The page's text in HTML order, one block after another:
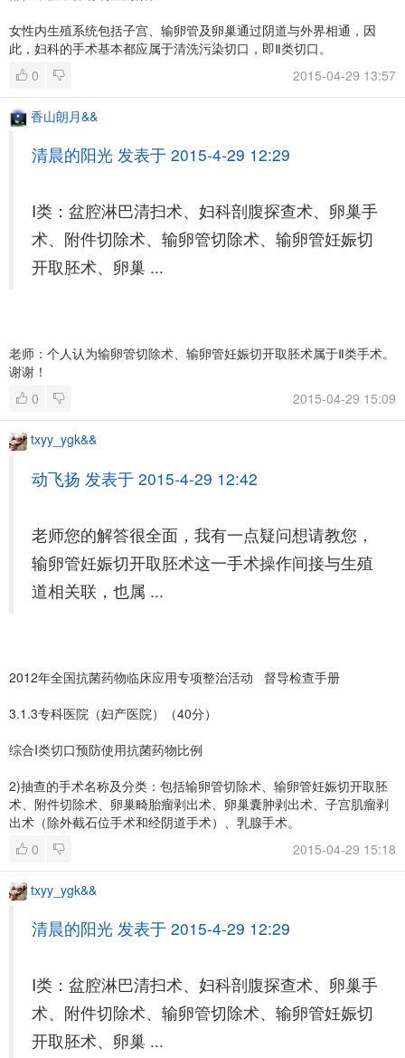
女性内生殖系统包括子宫、输卵管及卵巢通过阴道与外界相通，因
此，妇科的手术基本都应属于清洗污染切口，即Ⅱ类切口。
0
2015-04-29 13:57
香山朗月&&
清晨的阳光 发表于 2015-4-29 12:29
Ⅰ类：盆腔淋巴清扫术、妇科剖腹探查术、卵巢手
术、附件切除术、输卵管切除术、输卵管妊娠切
开取胚术、卵巢 ...
老师：个人认为输卵管切除术、输卵管妊娠切开取胚术属于Ⅱ类手术。
谢谢！
0
2015-04-29 15:09
txyy_ygk&&
动飞扬 发表于 2015-4-29 12:42
老师您的解答很全面，我有一点疑问想请教您，
输卵管妊娠切开取胚术这一手术操作间接与生殖
道相关联，也属 ...
2012年全国抗菌药物临床应用专项整治活动 督导检查手册
3.1.3专科医院（妇产医院）（40分）
综合I类切口预防使用抗菌药物比例
2)抽查的手术名称及分类：包括输卵管切除术、输卵管妊娠切开取胚
术、附件切除术、卵巢畸胎瘤剥出术、卵巢囊肿剥出术、子宫肌瘤剥
出术（除外截石位手术和经阴道手术）、乳腺手术。
0
2015-04-29 15:18
txyy_ygk&&
清晨的阳光 发表于 2015-4-29 12:29
Ⅰ类：盆腔淋巴清扫术、妇科剖腹探查术、卵巢手
术、附件切除术、输卵管切除术、输卵管妊娠切
开取胚术、卵巢 ...